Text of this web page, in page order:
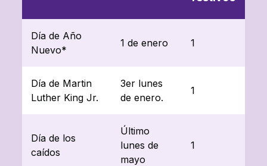
Día de Año
Nuevo*
1 de enero 1
Día de Martin
Luther King Jr.
3er lunes
de enero.
1
Día de los
caídos
Último
lunes de
mayo
1